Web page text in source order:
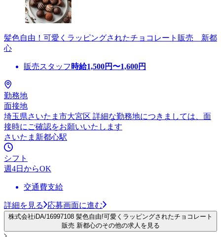
髪色自由！可愛くラッピングされたチョコレート販売 新都
心
販売スタッフ 時給1,500円〜1,600円
勤務地
面接地
埼玉県さいたま市大宮区 詳細な勤務地につきましては、面
接時にご確認をお願いいたします
さいたま新都心駅
シフト
週4日からOK
交通費支給
詳細を見る 応募画面に進む
株式会社iDA/16997108 髪色自由!可愛くラッピングされたチョコレート
販売 新都心のその他の求人を見る